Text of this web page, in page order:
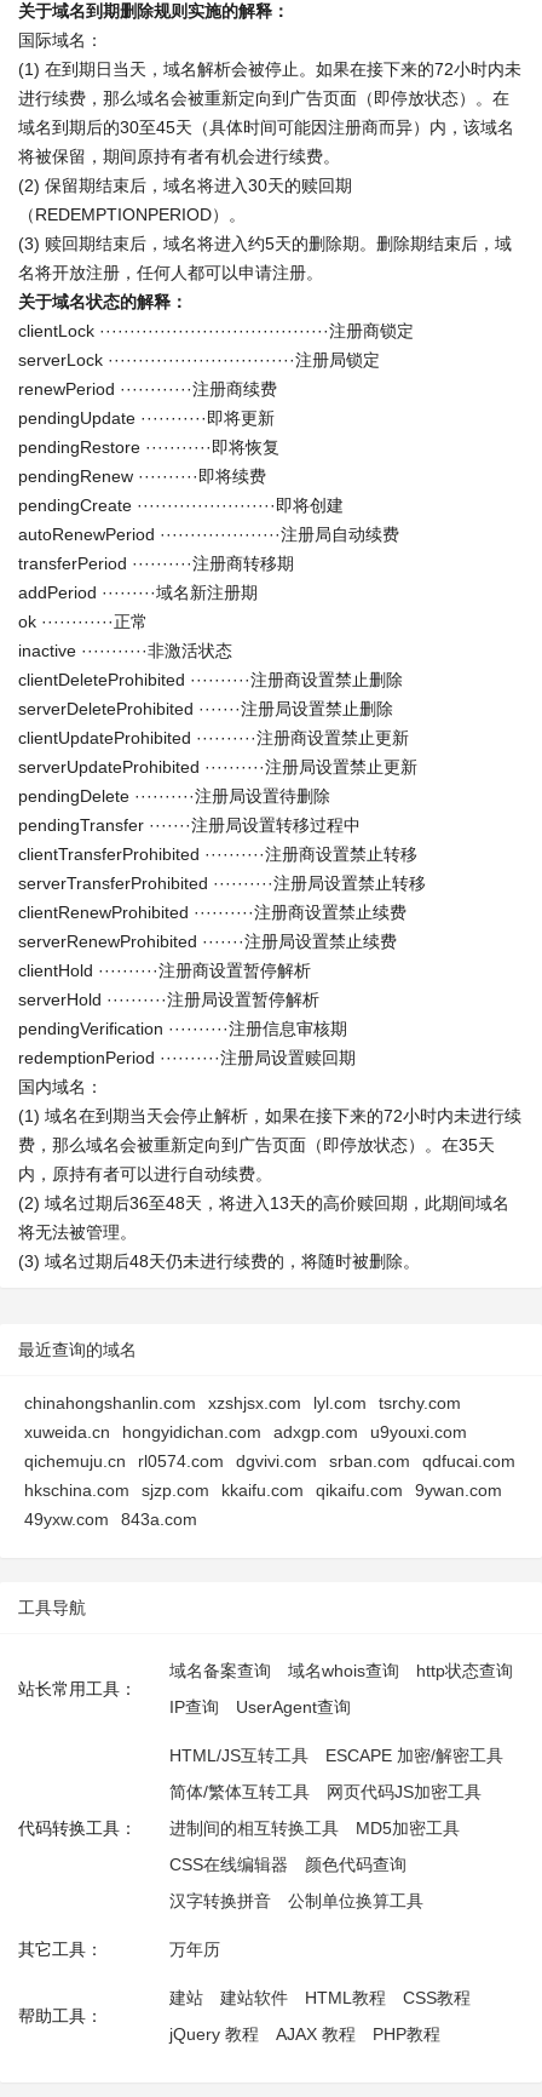
关于域名到期删除规则实施的解释：
国际域名：
(1) 在到期日当天，域名解析会被停止。如果在接下来的72小时内未
进行续费，那么域名会被重新定向到广告页面（即停放状态）。在
域名到期后的30至45天（具体时间可能因注册商而异）内，该域名
将被保留，期间原持有者有机会进行续费。
(2) 保留期结束后，域名将进入30天的赎回期
（REDEMPTIONPERIOD）。
(3) 赎回期结束后，域名将进入约5天的删除期。删除期结束后，域
名将开放注册，任何人都可以申请注册。
关于域名状态的解释：
clientLock ······································注册商锁定
serverLock ·······························注册局锁定
renewPeriod ············注册商续费
pendingUpdate ···········即将更新
pendingRestore ···········即将恢复
pendingRenew ··········即将续费
pendingCreate ·······················即将创建
autoRenewPeriod ····················注册局自动续费
transferPeriod ··········注册商转移期
addPeriod ·········域名新注册期
ok ············正常
inactive ···········非激活状态
clientDeleteProhibited ··········注册商设置禁止删除
serverDeleteProhibited ·······注册局设置禁止删除
clientUpdateProhibited ··········注册商设置禁止更新
serverUpdateProhibited ··········注册局设置禁止更新
pendingDelete ··········注册局设置待删除
pendingTransfer ·······注册局设置转移过程中
clientTransferProhibited ··········注册商设置禁止转移
serverTransferProhibited ··········注册局设置禁止转移
clientRenewProhibited ··········注册商设置禁止续费
serverRenewProhibited ·······注册局设置禁止续费
clientHold ··········注册商设置暂停解析
serverHold ··········注册局设置暂停解析
pendingVerification ··········注册信息审核期
redemptionPeriod ··········注册局设置赎回期
国内域名：
(1) 域名在到期当天会停止解析，如果在接下来的72小时内未进行续
费，那么域名会被重新定向到广告页面（即停放状态）。在35天
内，原持有者可以进行自动续费。
(2) 域名过期后36至48天，将进入13天的高价赎回期，此期间域名
将无法被管理。
(3) 域名过期后48天仍未进行续费的，将随时被删除。
最近查询的域名
chinahongshanlin.com xzshjsx.com lyl.com
tsrchy.com
xuweida.cn
hongyidichan.com adxgp.com
u9youxi.com
qichemuju.cn
rl0574.com dgvivi.com srban.com
qdfucai.com
hkschina.com
sjzp.com kkaifu.com qikaifu.com
9ywan.com
49yxw.com
843a.com
工具导航
站长常用工具：
域名备案查询 域名whois查询
http状态查询
IP查询
UserAgent查询
代码转换工具：
HTML/JS互转工具
ESCAPE 加密/解密工具
简体/繁体互转工具
网页代码JS加密工具
进制间的相互转换工具
MD5加密工具
CSS在线编辑器
颜色代码查询
汉字转换拼音
公制单位换算工具
其它工具： 万年历
帮助工具：
建站 建站软件 HTML教程
CSS教程
jQuery 教程
AJAX 教程 PHP教程